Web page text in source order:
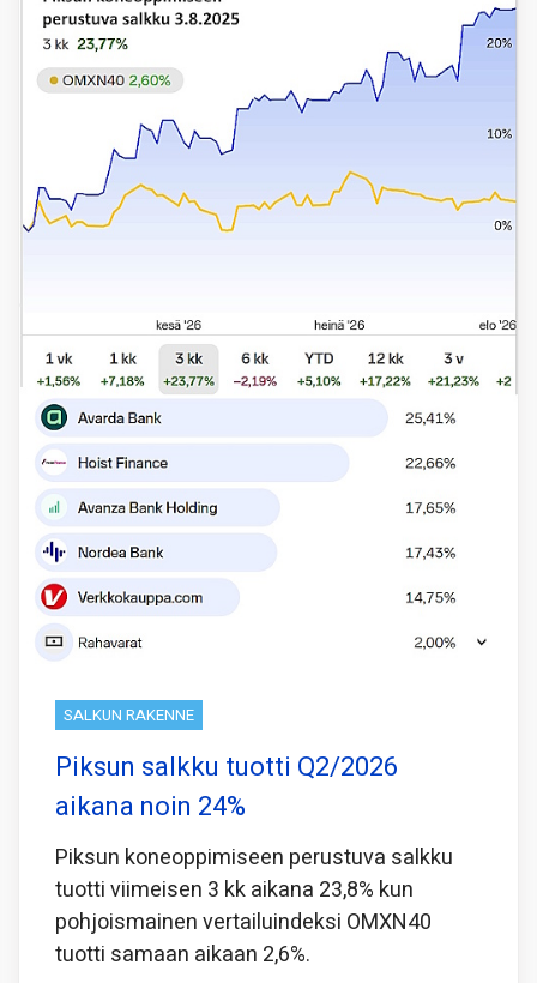
SALKUN RAKENNE
Piksun salkku tuotti Q2/2026
aikana noin 24%
Piksun koneoppimiseen perustuva salkku
tuotti viimeisen 3 kk aikana 23,8% kun
pohjoismainen vertailuindeksi OMXN40
tuotti samaan aikaan 2,6%.